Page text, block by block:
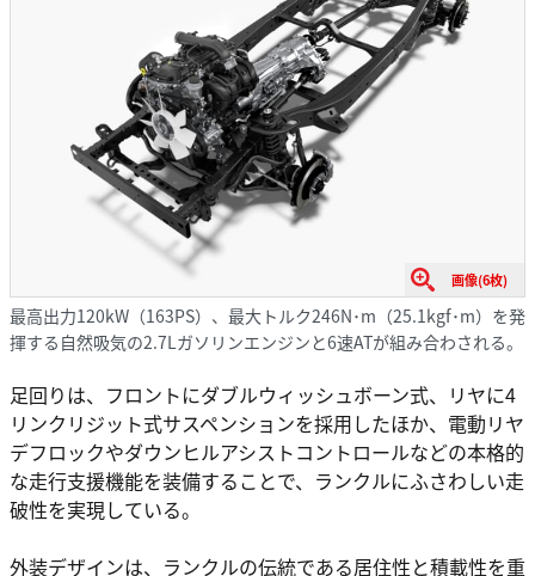
画像(6枚)
最高出力120kW（163PS）、最大トルク246N･m（25.1kgf･m）を発
揮する自然吸気の2.7Lガソリンエンジンと6速ATが組み合わされる。
足回りは、フロントにダブルウィッシュボーン式、リヤに4
リンクリジット式サスペンションを採用したほか、電動リヤ
デフロックやダウンヒルアシストコントロールなどの本格的
な走行支援機能を装備することで、ランクルにふさわしい走
破性を実現している。
外装デザインは、ランクルの伝統である居住性と積載性を重